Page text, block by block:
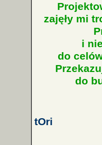
zajęły mi
i
do
do
tOri